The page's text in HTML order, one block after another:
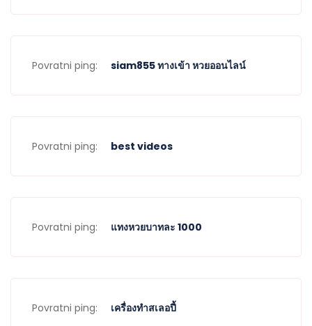
Povratni ping: siam855 ทางเข้า หวยออนไลน์
Povratni ping: best videos
Povratni ping: แทงหวยบาทละ 1000
Povratni ping: เครื่องทําสเลอปี้